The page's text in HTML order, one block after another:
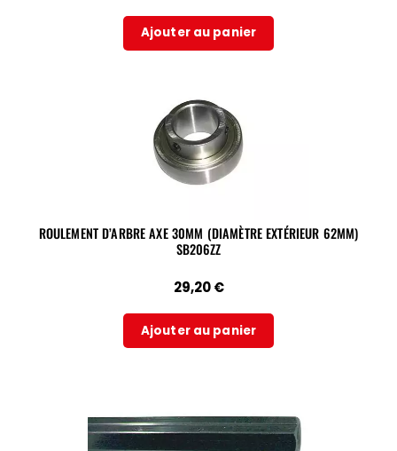
Ajouter au panier
ROULEMENT D’ARBRE AXE 30MM (DIAMÈTRE EXTÉRIEUR 62MM)
SB206ZZ
29,20€
Ajouter au panier